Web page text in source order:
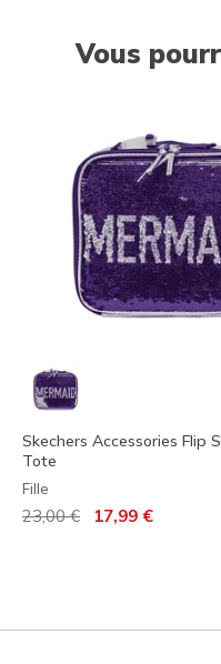
Vous
Skechers Accessories Flip
Tote
Fille
Prix réduit de
23,00 € 17,99 €